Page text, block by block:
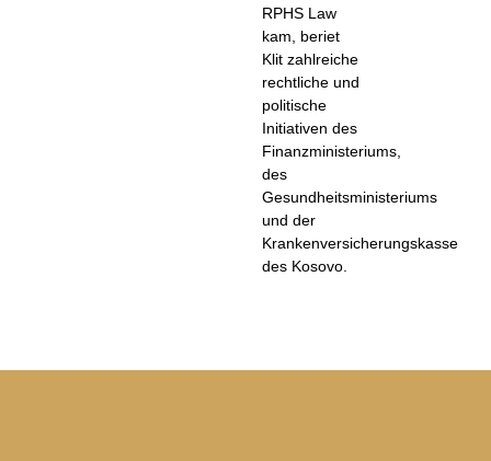
RPHS Law
kam, beriet
Klit zahlreiche
rechtliche und
politische
Initiativen des
Finanzministeriums,
des
Gesundheitsministeriums
und der
Krankenversicherungskasse
des Kosovo.